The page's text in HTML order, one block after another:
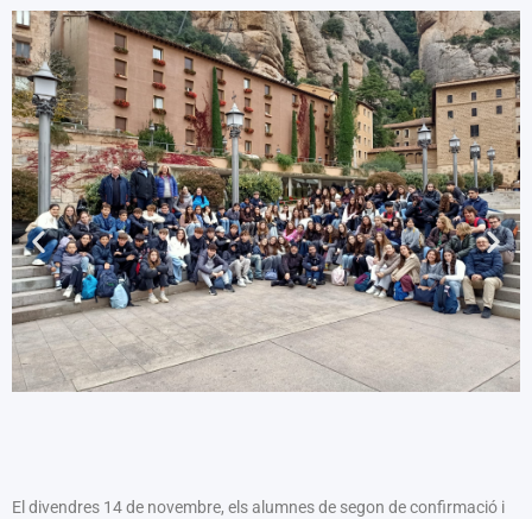
El divendres 14 de novembre, els alumnes de segon de confirmació i